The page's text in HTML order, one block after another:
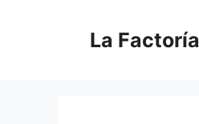
La Factoría